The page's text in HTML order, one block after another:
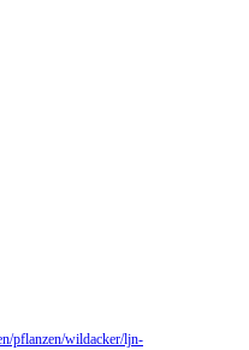
pflanzen/wildacker/ljn-